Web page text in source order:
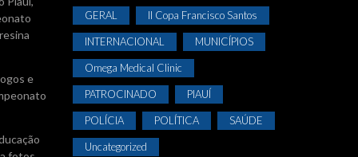
e
GERAL II Copa Francisco Santos
INTERNACIONAL MUNICÍPIOS
Omega Medical Clinic
PATROCINADO PIAUÍ
POLÍCIA POLÍTICA SAÚDE
Uncategorized